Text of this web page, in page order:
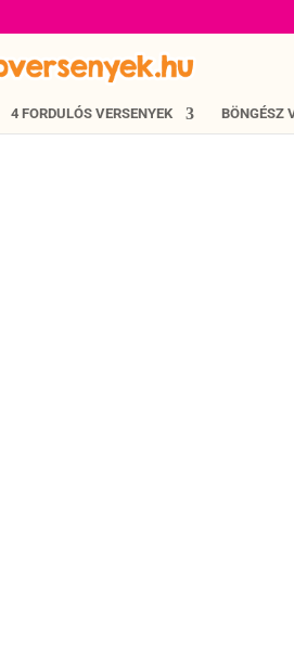
4 FORDULÓS VERSENYEK BÖNGÉSZ